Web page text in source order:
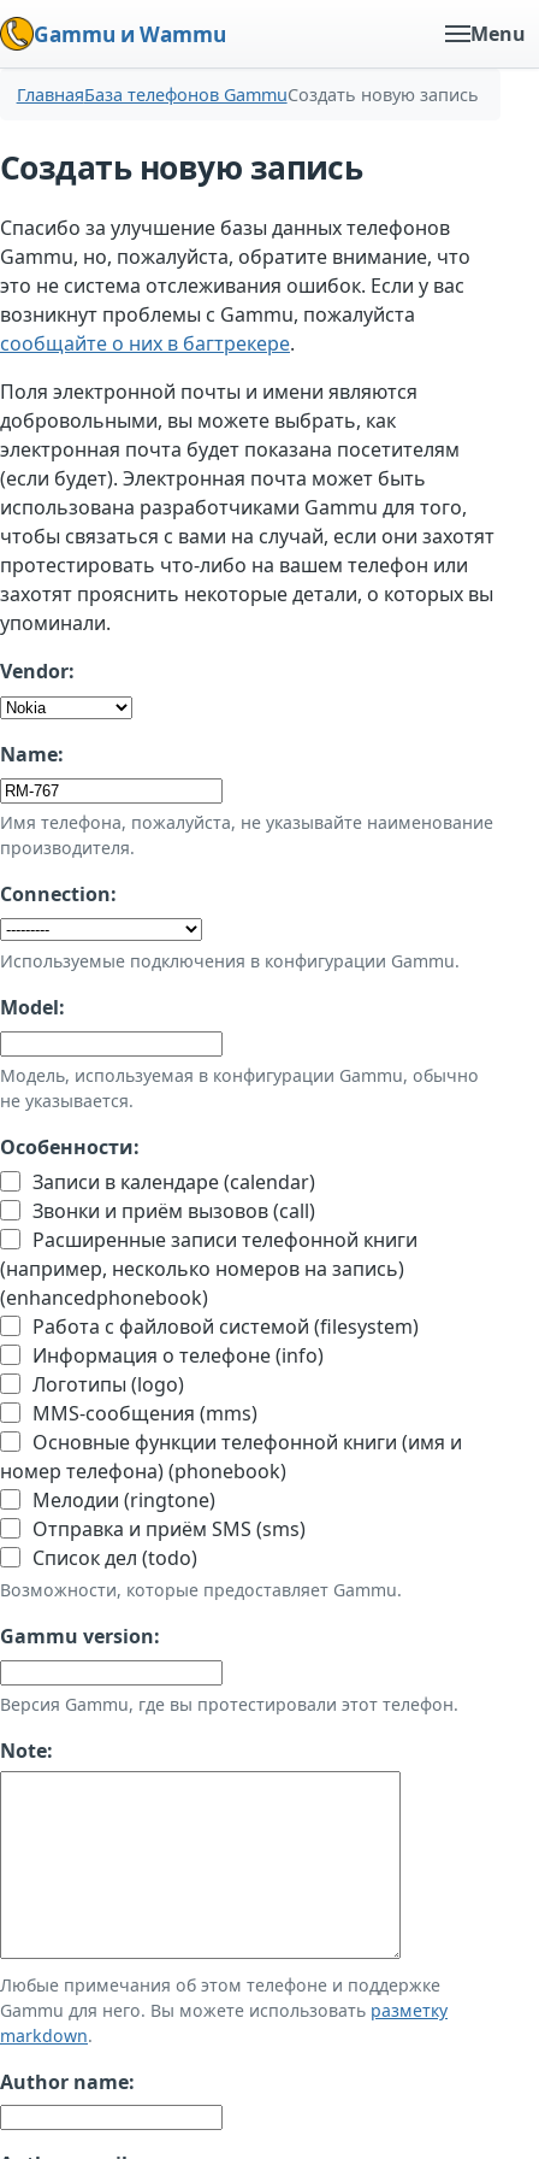
Gammu и Wammu Menu
ГлавнаяБаза телефонов GammuСоздать новую запись
Создать новую запись
Спасибо за улучшение базы данных телефонов
Gammu, но, пожалуйста, обратите внимание, что
это не система отслеживания ошибок. Если у вас
возникнут проблемы с Gammu, пожалуйста
сообщайте о них в багтрекере.
Поля электронной почты и имени являются
добровольными, вы можете выбрать, как
электронная почта будет показана посетителям
(если будет). Электронная почта может быть
использована разработчиками Gammu для того,
чтобы связаться с вами на случай, если они захотят
протестировать что-либо на вашем телефон или
захотят прояснить некоторые детали, о которых вы
упоминали.
Vendor:
Name:
Имя телефона, пожалуйста, не указывайте наименование
производителя.
Connection:
Используемые подключения в конфигурации Gammu.
Model:
Модель, используемая в конфигурации Gammu, обычно
не указывается.
Особенности:
Записи в календаре (calendar)
Звонки и приём вызовов (call)
Расширенные записи телефонной книги
(например, несколько номеров на запись)
(enhancedphonebook)
Работа с файловой системой (filesystem)
Информация о телефоне (info)
Логотипы (logo)
MMS-сообщения (mms)
Основные функции телефонной книги (имя и
номер телефона) (phonebook)
Мелодии (ringtone)
Отправка и приём SMS (sms)
Список дел (todo)
Возможности, которые предоставляет Gammu.
Gammu version:
Версия Gammu, где вы протестировали этот телефон.
Note:
Любые примечания об этом телефоне и поддержке
Gammu для него. Вы можете использовать разметку
markdown.
Author name: